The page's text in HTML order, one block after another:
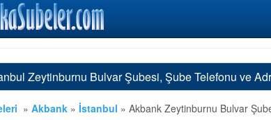
Zeytinburnu Bulvar Şubesi, Şube Telefonu ve
» Akbank » İstanbul » Akbank Zeytinburnu Bulvar